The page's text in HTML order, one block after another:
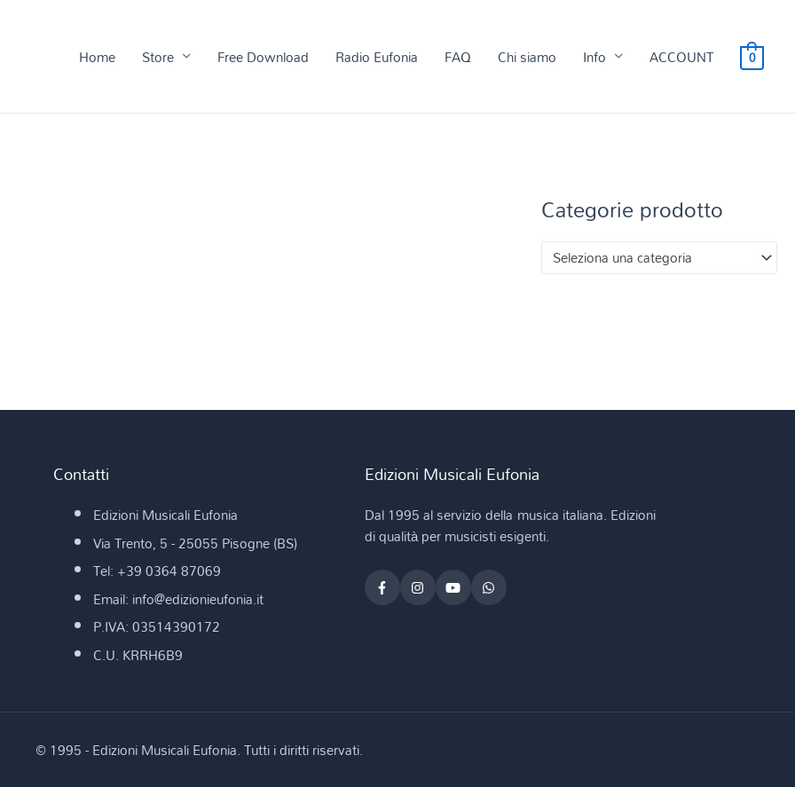
Home Store Free Download Radio Eufonia FAQ Chi siamo Info ACCOUNT 0
Categorie prodotto
Seleziona una categoria
Contatti
Edizioni Musicali Eufonia
Via Trento, 5 - 25055 Pisogne (BS)
Tel: +39 0364 87069
Email: info@edizionieufonia.it
P.IVA: 03514390172
C.U. KRRH6B9
Edizioni Musicali Eufonia
Dal 1995 al servizio della musica italiana. Edizioni
di qualità per musicisti esigenti.
© 1995 - Edizioni Musicali Eufonia. Tutti i diritti riservati.